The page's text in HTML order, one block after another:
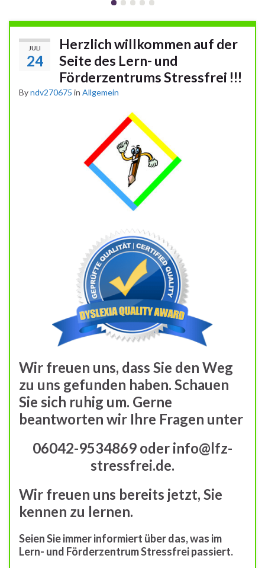
JULI
24
Herzlich willkommen auf der
Seite des Lern- und
Förderzentrums Stressfrei !!!
Byndv270675 in Allgemein
Wir freuen uns, dass Sie den Weg
zu uns gefunden haben. Schauen
Sie sich ruhig um. Gerne
beantworten wir Ihre Fragen unter
06042-9534869 oder info@lfz-
stressfrei.de.
Wir freuen uns bereits jetzt, Sie
kennen zu lernen.
Seien Sie immer informiert über das, was im
Lern- und Förderzentrum Stressfrei passiert.